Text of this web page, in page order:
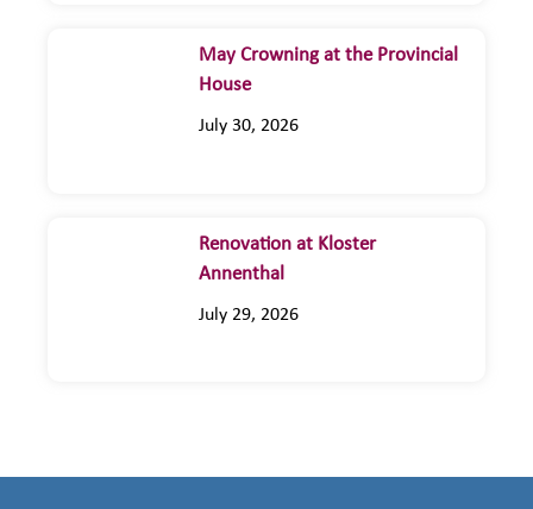
May Crowning at the Provincial
House
July 30, 2026
Renovation at Kloster
Annenthal
July 29, 2026